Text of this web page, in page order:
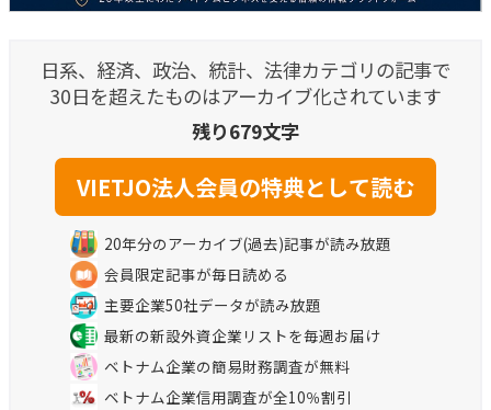
日系、経済、政治、統計、法律カテゴリの記事で
30日を超えたものはアーカイブ化されています
残り679文字
20年分のアーカイブ(過去)記事が読み放題
会員限定記事が毎日読める
主要企業50社データが読み放題
最新の新設外資企業リストを毎週お届け
ベトナム企業の簡易財務調査が無料
ベトナム企業信用調査が全10％割引